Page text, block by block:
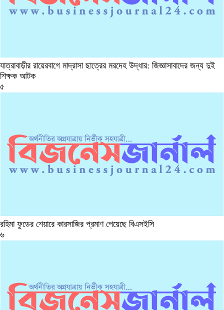
যাত্রাবাড়ীর রায়েরবাগে মাদ্রাসা ছাত্রের মরদেহ উদ্ধার: জিজ্ঞাসাবাদের জন্য দুই
শিক্ষক আটক
৫
রহিমা ফুডের শেয়ারে কারসাজির প্রমাণ পেয়েছে বিএসইসি
৬